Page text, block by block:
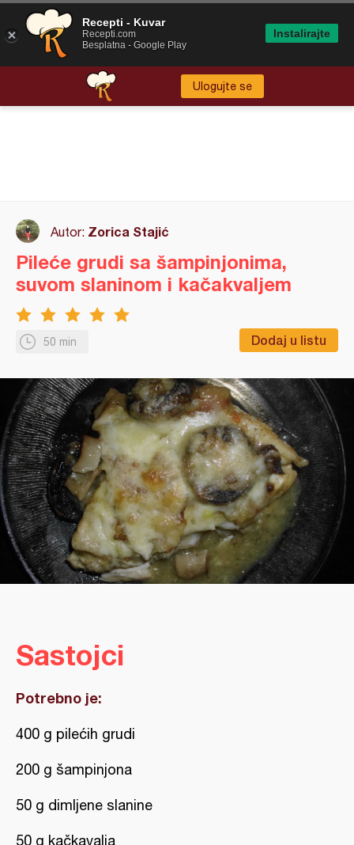
Ulogujte se
Autor: Zorica Stajić
50 min Dodaj u listu
Pileće grudi sa šampinjonima,
suvom slaninom i kačakvaljem
Sastojci
Potrebno je:
400 g pilećih grudi
200 g šampinjona
50 g dimljene slanine
50 g kačkavalja
Recepti - Kuvar
Recepti.com
Besplatna - Google Play
Instalirajte